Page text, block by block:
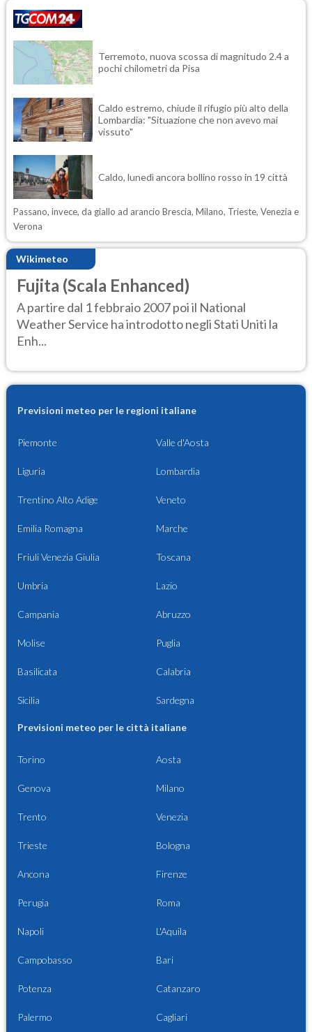
Terremoto, nuova scossa di magnitudo 2.4 a
pochi chilometri da Pisa
Caldo estremo, chiude il rifugio più alto della
Lombardia: "Situazione che non avevo mai
vissuto"
Caldo, lunedì ancora bollino rosso in 19 città
Passano, invece, da giallo ad arancio Brescia, Milano, Trieste, Venezia e
Verona
Wikimeteo
Fujita (Scala Enhanced)
A partire dal 1 febbraio 2007 poi il National
Weather Service ha introdotto negli Stati Uniti la
Enh...
Previsioni meteo per le regioni italiane
Piemonte Valle d'Aosta
Liguria Lombardia
Trentino Alto Adige Veneto
Emilia Romagna Marche
Friuli Venezia Giulia Toscana
Umbria Lazio
Campania Abruzzo
Molise Puglia
Basilicata Calabria
Sicilia Sardegna
Previsioni meteo per le città italiane
Torino Aosta
Genova Milano
Trento Venezia
Trieste Bologna
Ancona Firenze
Perugia Roma
Napoli L'Aquila
Campobasso Bari
Potenza Catanzaro
Palermo Cagliari